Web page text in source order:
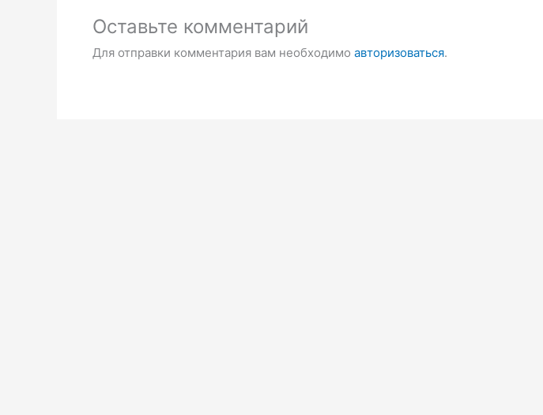
Оставьте комментарий
Для отправки комментария вам необходимо авторизоваться.